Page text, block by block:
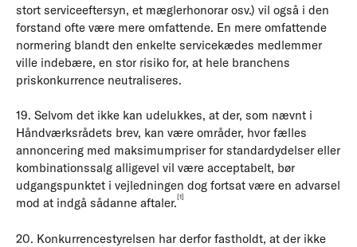
stort serviceeftersyn, et mæglerhonorar osv.) vil også i den
forstand ofte være mere omfattende. En mere omfattende
normering blandt den enkelte servicekædes medlemmer
ville indebære, en stor risiko for, at hele branchens
priskonkurrence neutraliseres.
19. Selvom det ikke kan udelukkes, at der, som nævnt i
Håndværksrådets brev, kan være områder, hvor fælles
annoncering med maksimumpriser for standardydelser eller
kombinationssalg alligevel vil være acceptabelt, bør
udgangspunktet i vejledningen dog fortsat være en advarsel
mod at indgå sådanne aftaler. [1]
20. Konkurrencestyrelsen har derfor fastholdt, at der ikke